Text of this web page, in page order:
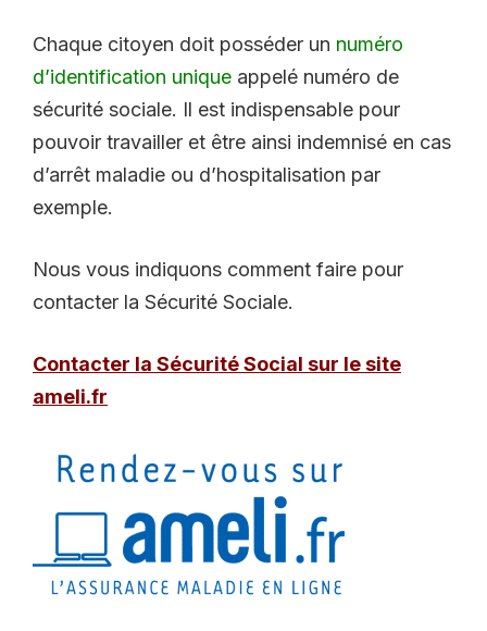
Chaque citoyen doit posséder un numéro
d’identification unique appelé numéro de
sécurité sociale. Il est indispensable pour
pouvoir travailler et être ainsi indemnisé en cas
d’arrêt maladie ou d’hospitalisation par
exemple.
Nous vous indiquons comment faire pour
contacter la Sécurité Sociale.
Contacter la Sécurité Social sur le site
ameli.fr